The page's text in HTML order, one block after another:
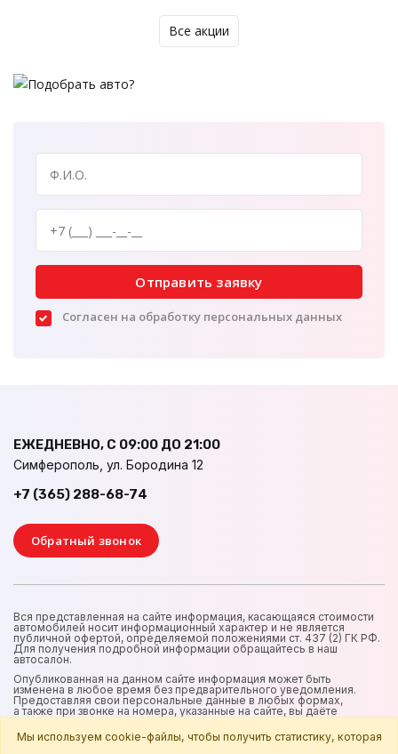
Все акции
Отправить заявку
Согласен на обработку персональных данных
ЕЖЕДНЕВНО, С 09:00 ДО 21:00
Симферополь, ул. Бородина 12
+7 (365) 288-68-74
Обратный звонок
Вся представленная на сайте информация, касающаяся стоимости
автомобилей носит информационный характер и не является
публичной офертой, определяемой положениями ст. 437 (2) ГК РФ.
Для получения подробной информации обращайтесь в наш
автосалон.
Опубликованная на данном сайте информация может быть
изменена в любое время без предварительного уведомления.
Предоставляя свои персональные данные в любых формах,
а также при звонке на номера, указанные на сайте, вы даёте
согласие на обработку и использование персональных данных
в интересах владельца сайта.
Мы используем cookie-файлы, чтобы получить статистику, которая